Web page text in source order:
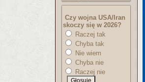
Czy wojna USA/Iran
skoczy się w 2026?
Raczej tak
Chyba tak
Nie wiem
Chyba nie
Raczej nie